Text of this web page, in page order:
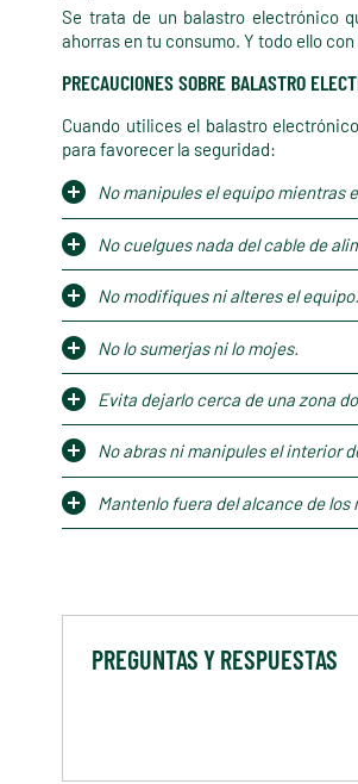
Se trata de un balastro electrónico
ahorras en tu consumo. Y todo ello
PRECAUCIONES SOBRE BALASTRO
Cuando utilices el balastro
para favorecer la seguridad:
No manipules el equipo mientras
No cuelgues nada del cable de
No modifiques ni alteres el equipo.
No lo sumerjas ni lo mojes.
Evita dejarlo cerca de una zona
No abras ni manipules el interior
Mantenlo fuera del alcance de los
PREGUNTAS Y RESPUESTAS